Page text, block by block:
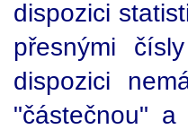
dispozici
přesnými
dispozici
"částečnou"